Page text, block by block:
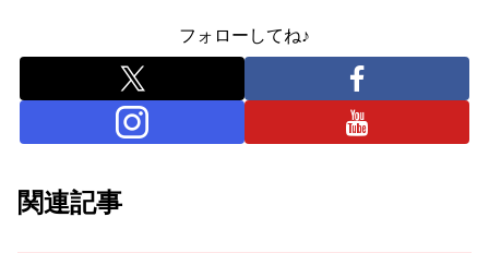
フォローしてね♪
関連記事